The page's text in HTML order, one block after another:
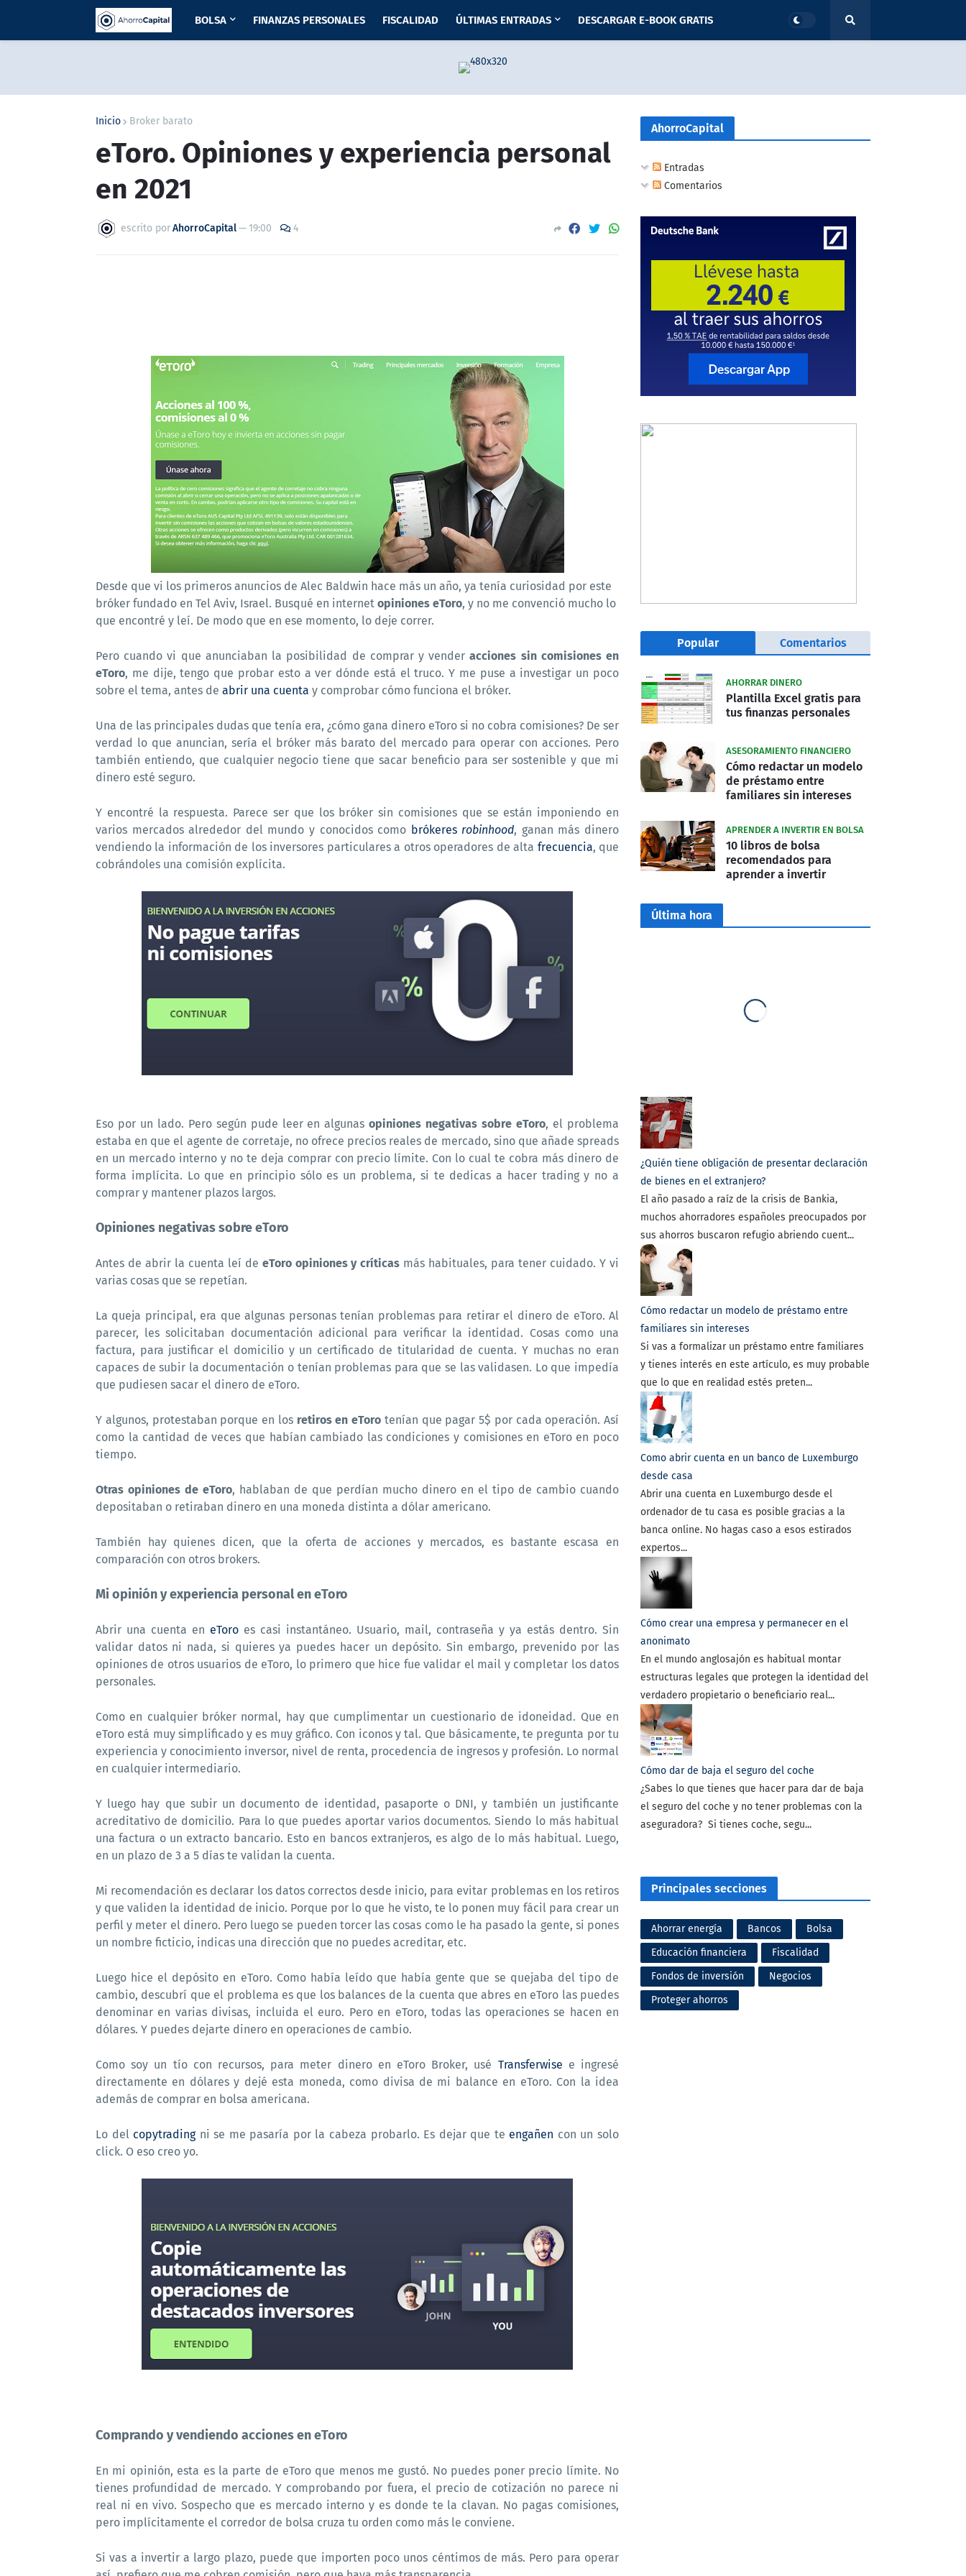
BOLSA FINANZAS PERSONALES FISCALIDAD ÚLTIMAS ENTRADAS DESCARGAR E-BOOK GRATIS
Inicio Broker barato
eToro. Opiniones y experiencia personal
en 2021
escrito porAhorroCapital— 19:00 4
Desde que vi los primeros anuncios de Alec Baldwin hace más un año, ya tenía curiosidad por este
bróker fundado en Tel Aviv, Israel. Busqué en internet opiniones eToro, y no me convenció mucho lo
que encontré y leí. De modo que en ese momento, lo deje correr.
Pero cuando vi que anunciaban la posibilidad de comprar y venderacciones sin comisiones en
eToro, me dije, tengo que probar esto a ver dónde está el truco. Y me puse a investigar un poco
sobre el tema, antes de abrir una cuenta y comprobar cómo funciona el bróker.
Una de las principales dudas que tenía era, ¿cómo gana dinero eToro si no cobra comisiones? De ser
verdad lo que anuncian, sería el bróker más barato del mercado para operar con acciones. Pero
también entiendo, que cualquier negocio tiene que sacar beneficio para ser sostenible y que mi
dinero esté seguro.
Y encontré la respuesta. Parece ser que los bróker sin comisiones que se están imponiendo en
varios mercados alrededor del mundo y conocidos como brókeres robinhood, ganan más dinero
vendiendo la información de los inversores particulares a otros operadores de alta frecuencia, que
cobrándoles una comisión explícita.
Eso por un lado. Pero según pude leer en algunasopiniones negativas sobre eToro, el problema
estaba en que el agente de corretaje, no ofrece precios reales de mercado, sino que añade spreads
en un mercado interno y no te deja comprar con precio límite. Con lo cual te cobra más dinero de
forma implícita. Lo que en principio sólo es un problema, si te dedicas a hacer trading y no a
comprar y mantener plazos largos.
Opiniones negativas sobre eToro
Antes de abrir la cuenta leí de eToro opiniones y críticas más habituales, para tener cuidado. Y vi
varias cosas que se repetían.
La queja principal, era que algunas personas tenían problemas para retirar el dinero de eToro. Al
parecer, les solicitaban documentación adicional para verificar la identidad. Cosas como una
factura, para justificar el domicilio y un certificado de titularidad de cuenta. Y muchas no eran
capaces de subir la documentación o tenían problemas para que se las validasen. Lo que impedía
que pudiesen sacar el dinero de eToro.
Y algunos, protestaban porque en los retiros en eToro tenían que pagar 5$ por cada operación. Así
como la cantidad de veces que habían cambiado las condiciones y comisiones en eToro en poco
tiempo.
Otras opiniones de eToro, hablaban de que perdían mucho dinero en el tipo de cambio cuando
depositaban o retiraban dinero en una moneda distinta a dólar americano.
También hay quienes dicen, que la oferta de acciones y mercados, es bastante escasa en
comparación con otros brokers.
Mi opinión y experiencia personal en eToro
Abrir una cuenta en eToro es casi instantáneo. Usuario, mail, contraseña y ya estás dentro. Sin
validar datos ni nada, si quieres ya puedes hacer un depósito. Sin embargo, prevenido por las
opiniones de otros usuarios de eToro, lo primero que hice fue validar el mail y completar los datos
personales.
Como en cualquier bróker normal, hay que cumplimentar un cuestionario de idoneidad. Que en
eToro está muy simplificado y es muy gráfico. Con iconos y tal. Que básicamente, te pregunta por tu
experiencia y conocimiento inversor, nivel de renta, procedencia de ingresos y profesión. Lo normal
en cualquier intermediario.
Y luego hay que subir un documento de identidad, pasaporte o DNI, y también un justificante
acreditativo de domicilio. Para lo que puedes aportar varios documentos. Siendo lo más habitual
una factura o un extracto bancario. Esto en bancos extranjeros, es algo de lo más habitual. Luego,
en un plazo de 3 a 5 días te validan la cuenta.
Mi recomendación es declarar los datos correctos desde inicio, para evitar problemas en los retiros
y que validen la identidad de inicio. Porque por lo que he visto, te lo ponen muy fácil para crear un
perfil y meter el dinero. Pero luego se pueden torcer las cosas como le ha pasado la gente, si pones
un nombre ficticio, indicas una dirección que no puedes acreditar, etc.
Luego hice el depósito en eToro. Como había leído que había gente que se quejaba del tipo de
cambio, descubrí que el problema es que los balances de la cuenta que abres en eToro las puedes
denominar en varias divisas, incluida el euro. Pero en eToro, todas las operaciones se hacen en
dólares. Y puedes dejarte dinero en operaciones de cambio.
Como soy un tío con recursos, para meter dinero en eToro Broker, usé Transferwise e ingresé
directamente en dólares y dejé esta moneda, como divisa de mi balance en eToro. Con la idea
además de comprar en bolsa americana.
Lo del copytradingni se me pasaría por la cabeza probarlo. Es dejar que te engañen con un solo
click. O eso creo yo.
Comprando y vendiendo acciones en eToro
En mi opinión, esta es la parte de eToro que menos me gustó. No puedes poner precio límite. No
tienes profundidad de mercado. Y comprobando por fuera, el precio de cotización no parece ni
real ni en vivo. Sospecho que es mercado interno y es donde te la clavan. No pagas comisiones,
pero implícitamente el corredor de bolsa cruza tu orden como más le conviene.
Si vas a invertir a largo plazo, puede que importen poco unos céntimos de más. Pero para operar
AhorroCapital
Entradas
Comentarios
Popular Comentarios
AHORRAR DINERO
Plantilla Excel gratis para
tus finanzas personales
ASESORAMIENTO FINANCIERO
Cómo redactar un modelo
de préstamo entre
familiares sin intereses
APRENDER A INVERTIR EN BOLSA
10 libros de bolsa
recomendados para
aprender a invertir
Última hora
¿Quién tiene obligación de presentar declaración
de bienes en el extranjero?
El año pasado a raíz de la crisis de Bankia,
muchos ahorradores españoles preocupados por
sus ahorros buscaron refugio abriendo cuent...
Cómo redactar un modelo de préstamo entre
familiares sin intereses
Si vas a formalizar un préstamo entre familiares
y tienes interés en este artículo, es muy probable
que lo que en realidad estés preten...
Como abrir cuenta en un banco de Luxemburgo
desde casa
Abrir una cuenta en Luxemburgo desde el
ordenador de tu casa es posible gracias a la
banca online. No hagas caso a esos estirados
expertos...
Cómo crear una empresa y permanecer en el
anonimato
En el mundo anglosajón es habitual montar
estructuras legales que protegen la identidad del
verdadero propietario o beneficiario real...
Cómo dar de baja el seguro del coche
¿Sabes lo que tienes que hacer para dar de baja
el seguro del coche y no tener problemas con la
aseguradora? Si tienes coche, segu...
Principales secciones
Ahorrar energía Bancos
Bolsa
Educación financiera
Fiscalidad
Fondos de inversión
Negocios
Proteger ahorros